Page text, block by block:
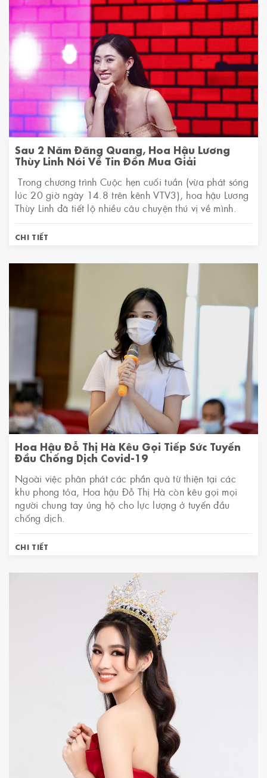
Sau 2 Năm Đăng Quang, Hoa Hậu Lương
Thùy Linh Nói Về Tin Đồn Mua Giải
Trong chương trình Cuộc hẹn cuối tuần (vừa phát sóng
lúc 20 giờ ngày 14.8 trên kênh VTV3), hoa hậu Lương
Thùy Linh đã tiết lộ nhiều câu chuyện thú vị về mình.
CHI TIẾT
Hoa Hậu Đỗ Thị Hà Kêu Gọi Tiếp Sức Tuyến
Đầu Chống Dịch Covid-19
Ngoài việc phân phát các phần quà từ thiện tại các
khu phong tỏa, Hoa hậu Đỗ Thị Hà còn kêu gọi mọi
người chung tay ủng hộ cho lực lượng ở tuyến đầu
chống dịch.
CHI TIẾT